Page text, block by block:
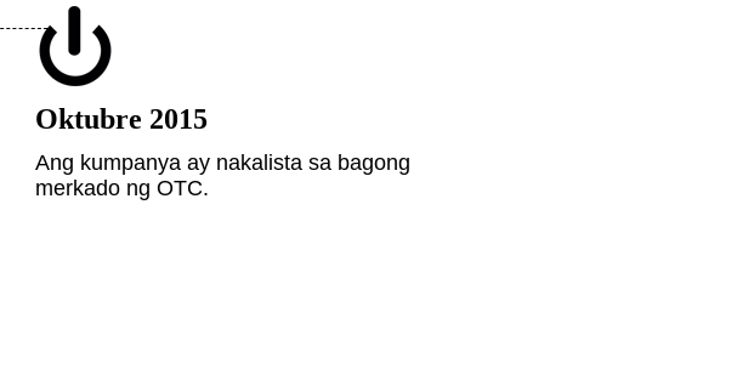
Oktubre 2015
Ang kumpanya ay nakalista sa bagong
merkado ng OTC.